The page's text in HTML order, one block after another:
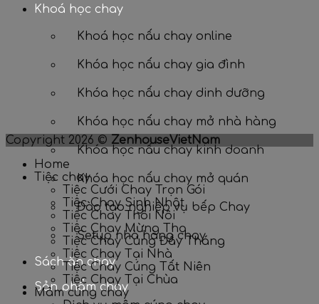
Khoá học chay
Khoá học nấu chay online
Khóa học nấu chay gia đình
Khóa học nấu chay dinh dưỡng
Khóa học nấu chay mở nhà hàng
Khóa học nấu chay kinh doanh
Khóa học nấu chay mở quán
Đào tạo nghiệp vụ bếp Chay
Setup nhà hàng chay
Sách ăn chay
Sản phẩm chay
Copyright 2026 © ZenhouseVietNam
Home
Tiệc chay
Tiệc Cưới Chay Trọn Gói
Tiệc Chay Sinh Nhật
Tiệc Chay Thôi Nôi
Tiệc Chay Mừng Thọ
Tiệc Chay Cúng Đầy Tháng
Tiệc Chay Tại Nhà
Tiệc Chay Cúng Tất Niên
Tiệc Chay Tại Chùa
Mâm cúng chay